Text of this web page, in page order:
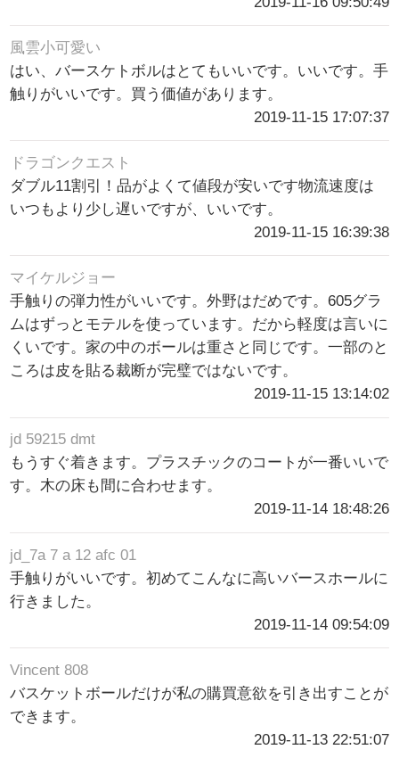
風雲小可愛い
はい、バースケトボルはとてもいいです。いいです。手
触りがいいです。買う価値があります。
2019-11-15 17:07:37
ドラゴンクエスト
ダブル11割引！品がよくて値段が安いです物流速度は
いつもより少し遅いですが、いいです。
2019-11-15 16:39:38
マイケルジョー
手触りの弾力性がいいです。外野はだめです。605グラ
ムはずっとモテルを使っています。だから軽度は言いに
くいです。家の中のボールは重さと同じです。一部のと
ころは皮を貼る裁断が完璧ではないです。
2019-11-15 13:14:02
jd 59215 dmt
もうすぐ着きます。プラスチックのコートが一番いいで
す。木の床も間に合わせます。
2019-11-14 18:48:26
jd_7a 7 a 12 afc 01
手触りがいいです。初めてこんなに高いバースホールに
行きました。
2019-11-14 09:54:09
Vincent 808
バスケットボールだけが私の購買意欲を引き出すことが
できます。
2019-11-13 22:51:07